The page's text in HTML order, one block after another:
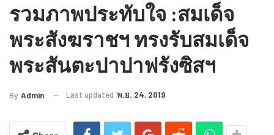
รวมภาพประทับใจ​ :สมเด็จ
พระสังฆราชฯ ทรงรับสมเด็จ
พระสันตะปาปาฟรังซิสฯ
By Admin Last updated พ.ย. 24, 2019